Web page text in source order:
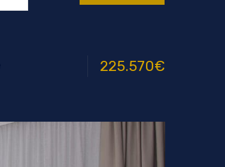
225.570€